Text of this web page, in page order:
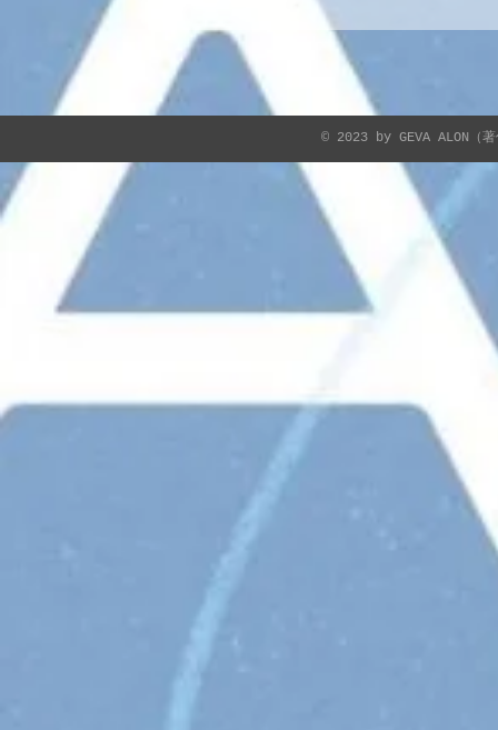
© 2023 by GEVA ALON（著